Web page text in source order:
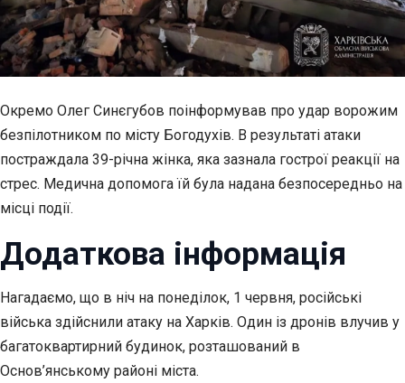
Окремо Олег Синєгубов поінформував про удар ворожим
безпілотником по місту Богодухів. В результаті атаки
постраждала 39-річна жінка, яка зазнала гострої реакції на
стрес. Медична допомога їй була надана безпосередньо на
місці події.
Додаткова інформація
Нагадаємо, що в ніч на понеділок, 1 червня, російські
війська здійснили атаку на Харків. Один із дронів влучив у
багатоквартирний будинок, розташований в
Основ’янському районі міста.